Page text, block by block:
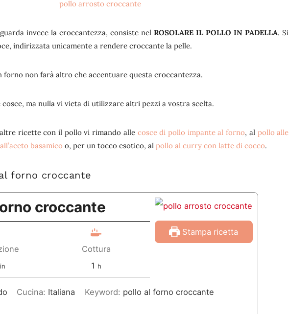
invece la croccantezza, consiste nelROSOLARE IL POLLO IN PADELLA. Si
indirizzata unicamente a rendere croccante la pelle.
non farà altro che accentuare questa croccantezza.
ma nulla vi vieta di utilizzare altri pezzi a vostra scelta.
ricette con il pollo vi rimando alle cosce di pollo impante al forno, al pollo alle
basamico o, per un tocco esotico, al pollo al curry con latte di cocco.
forno croccante
Stampa ricetta
croccante
Cottura
1 o
a
h
Cucina: Italiana Keyword: pollo al forno croccante